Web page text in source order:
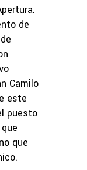
de
Camilo
este
puesto
que